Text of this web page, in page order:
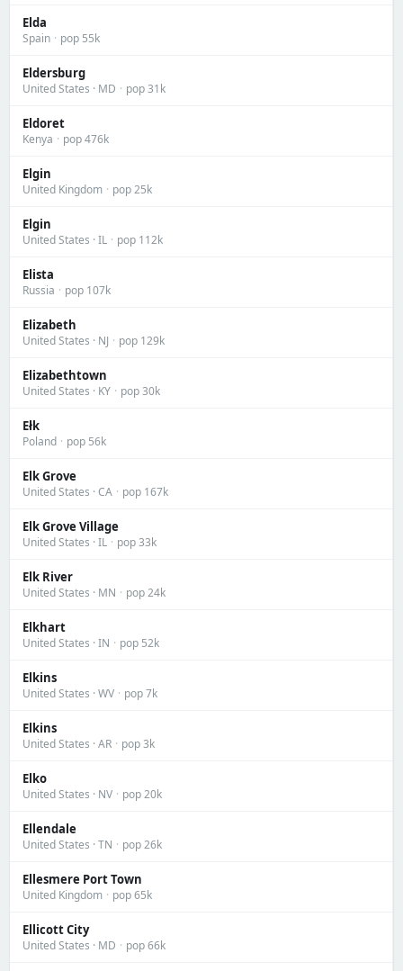
Elda
Spain · pop 55k
Eldersburg
United States · MD · pop 31k
Eldoret
Kenya · pop 476k
Elgin
United Kingdom · pop 25k
Elgin
United States · IL · pop 112k
Elista
Russia · pop 107k
Elizabeth
United States · NJ · pop 129k
Elizabethtown
United States · KY · pop 30k
Ełk
Poland · pop 56k
Elk Grove
United States · CA · pop 167k
Elk Grove Village
United States · IL · pop 33k
Elk River
United States · MN · pop 24k
Elkhart
United States · IN · pop 52k
Elkins
United States · WV · pop 7k
Elkins
United States · AR · pop 3k
Elko
United States · NV · pop 20k
Ellendale
United States · TN · pop 26k
Ellesmere Port Town
United Kingdom · pop 65k
Ellicott City
United States · MD · pop 66k